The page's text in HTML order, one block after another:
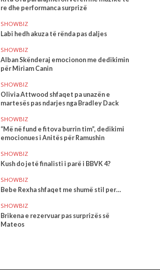
re dhe performanca surprizë
SHOWBIZ
Labi hedh akuza të rënda pas daljes
SHOWBIZ
Alban Skënderaj emocionon me dedikimin
për Miriam Canin
SHOWBIZ
Olivia Attwood shfaqet pa unazën e
martesës pas ndarjes nga Bradley Dack
SHOWBIZ
“Më në fund e fitova burrin tim”, dedikimi
emocionues i Anitës për Ramushin
SHOWBIZ
Kush do jetë finalisti i parë i BBVK 4?
SHOWBIZ
Bebe Rexha shfaqet me shumë stil per…
SHOWBIZ
Brikena e rezervuar pas surprizës së
Mateos